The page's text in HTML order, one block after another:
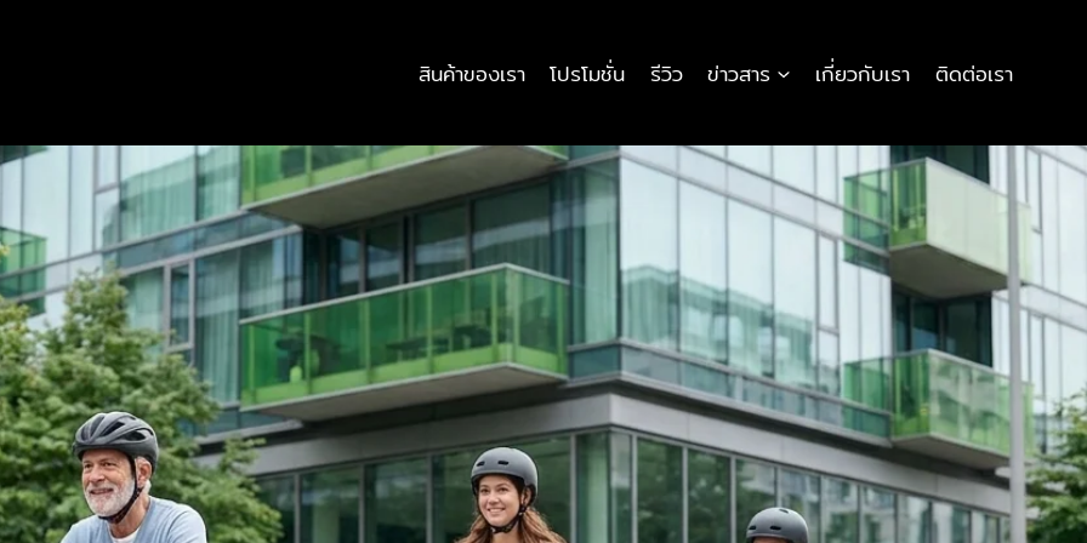
สินค้าของเรา โปรโมชั่น รีวิว ข่าวสาร เกี่ยวกับเรา ติดต่อเรา